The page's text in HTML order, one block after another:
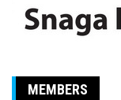
MEMBERS